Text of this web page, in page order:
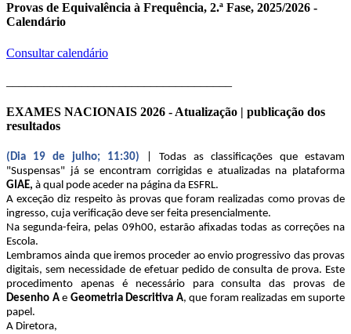
Provas de Equivalência à Frequência, 2.ª Fase, 2025/2026 -
Calendário
Consultar calendário
EXAMES NACIONAIS 2026 - Atualização | publicação dos
resultados
(Dia 19 de julho; 11:30)
| Todas as classificações que estavam
"Suspensas" já se encontram corrigidas e atualizadas na plataforma
GIAE, à qual pode aceder na página da ESFRL.
A exceção diz respeito às provas que foram realizadas como provas de
ingresso, cuja verificação deve ser feita presencialmente.
Na segunda-feira, pelas 09h00, estarão afixadas todas as correções na
Escola.
Lembramos ainda que iremos proceder ao envio progressivo das provas
digitais, sem necessidade de efetuar pedido de consulta de prova. Este
procedimento apenas é necessário para consulta das provas de
Desenho Ae Geometria Descritiva A, que foram realizadas em suporte
papel.
A Diretora,